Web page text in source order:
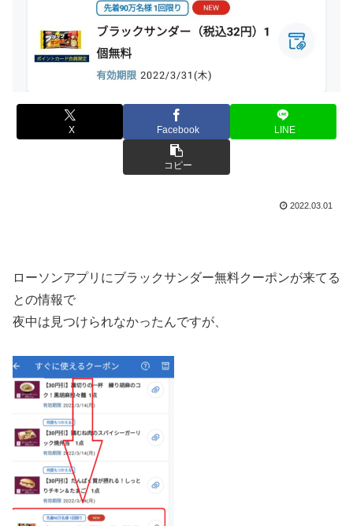
X Facebook LINE
コピー
2022.03.01
ローソンアプリにブラックサンダー無料クーポンが来てる
との情報で
夜中は見つけられなかったんですが、